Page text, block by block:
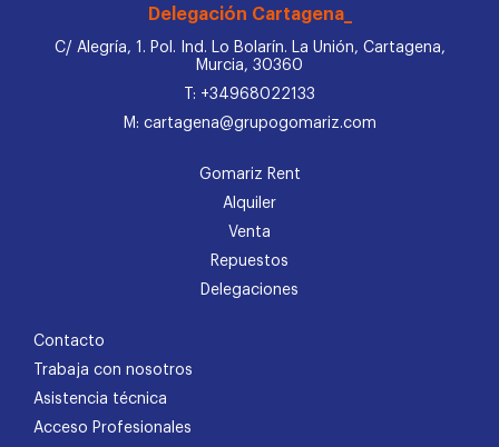
Delegación Cartagena_
C/ Alegría, 1. Pol. Ind. Lo Bolarín. La Unión, Cartagena,
Murcia, 30360
T: +34968022133
M: cartagena@grupogomariz.com
Gomariz Rent
Alquiler
Venta
Repuestos
Delegaciones
Contacto
Trabaja con nosotros
Asistencia técnica
Acceso Profesionales